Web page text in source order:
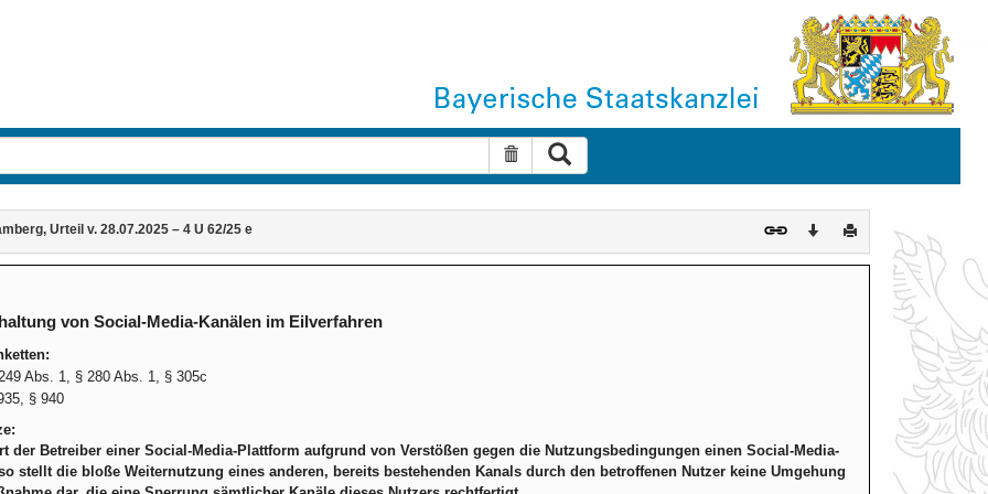
Suche zurücksetzen
Urteil v. 28.07.2025 – 4 U 62/25 e DownloadDrucken
von Social-Media-Kanälen im Eilverfahren
Abs. 1, § 280 Abs. 1, § 305c
§ 940
der Betreiber einer Social-Media-Plattform aufgrund von Verstößen gegen die Nutzungsbedingungen einen Social-Media-
stellt die bloße Weiternutzung eines anderen, bereits bestehenden Kanals durch den betroffenen Nutzer keine Umgehung